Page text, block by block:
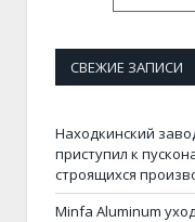
СВЕЖИЕ ЗАПИСИ
Находкинский
приступил к
строящихся
Minfa Aluminum